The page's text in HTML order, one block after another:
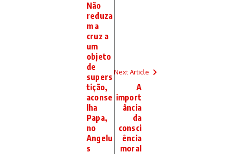
Não
reduza
m a
cruz a
um
objeto
de
supers
tição,
aconse
lha
Papa,
no
Angelu
s
Next Article
A
import
ância
da
consci
ência
moral